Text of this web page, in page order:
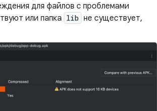
для файлов с проблемами
или папка lib не существует,